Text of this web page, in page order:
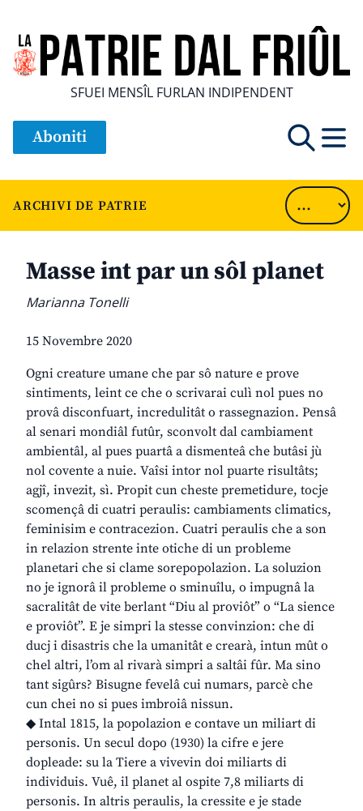
SFUEI MENSÎL FURLAN INDIPENDENT
Aboniti
ARCHIVI DE PATRIE
Masse int par un sôl planet
Marianna Tonelli
15 Novembre 2020
Ogni creature umane che par sô nature e prove
sintiments, leint ce che o scrivarai culì nol pues no
provâ disconfuart, incredulitât o rassegnazion. Pensâ
al senari mondiâl futûr, sconvolt dal cambiament
ambientâl, al pues puartâ a dismenteâ che butâsi jù
nol covente a nuie. Vaîsi intor nol puarte risultâts;
agjî, invezit, sì. Propit cun cheste premetidure, tocje
scomençâ di cuatri peraulis: cambiaments climatics,
feminisim e contracezion. Cuatri peraulis che a son
in relazion strente inte otiche di un probleme
planetari che si clame sorepopolazion. La soluzion
no je ignorâ il probleme o sminuîlu, o impugnâ la
sacralitât de vite berlant “Diu al proviôt” o “La sience
e proviôt”. E je simpri la stesse convinzion: che di
ducj i disastris che la umanitât e crearà, intun mût o
chel altri, l’om al rivarà simpri a saltâi fûr. Ma sino
tant sigûrs? Bisugne fevelâ cui numars, parcè che
cun chei no si pues imbroiâ nissun.
◆ Intal 1815, la popolazion e contave un miliart di
personis. Un secul dopo (1930) la cifre e jere
dopleade: su la Tiere a vivevin doi miliarts di
individuis. Vuê, il planet al ospite 7,8 miliarts di
personis. In altris peraulis, la cressite e je stade